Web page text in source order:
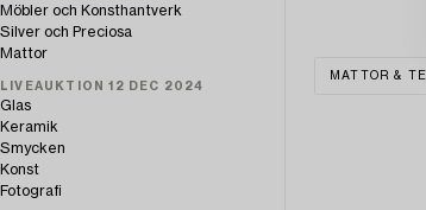
Möbler och Konsthantverk
Silver och Preciosa
Mattor
LIVEAUKTION 12 DEC 2024
Glas
Keramik
Smycken
Konst
Fotografi
MATTOR &